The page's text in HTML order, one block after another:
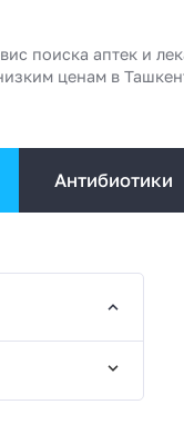
поиска аптек и
ценам в
Антибиотики